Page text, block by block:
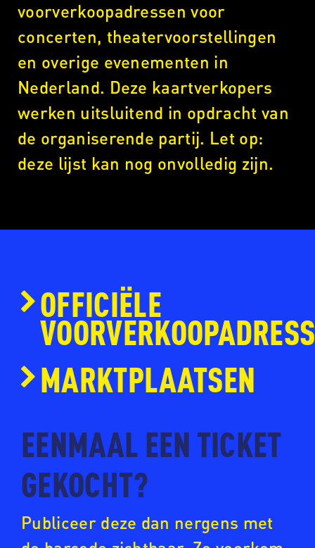
voorverkoopadressen voor
concerten, theatervoorstellingen
en overige evenementen in
Nederland. Deze kaartverkopers
werken uitsluitend in opdracht van
de organiserende partij. Let op:
deze lijst kan nog onvolledig zijn.
OFFICIËLE
www.ticketmaster.nl
www.eventim.nl
www.ntk.nl
MARKTPLAATSEN
EENMAAL EEN TICKET
GEKOCHT?
Publiceer deze dan nergens met